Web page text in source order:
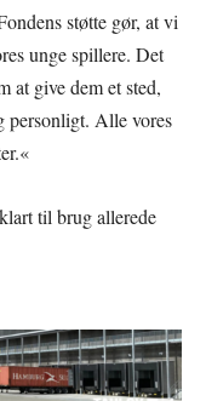
støtte gør, at vi
unge spillere. Det
at give dem et sted,
personligt. Alle vores
til brug allerede